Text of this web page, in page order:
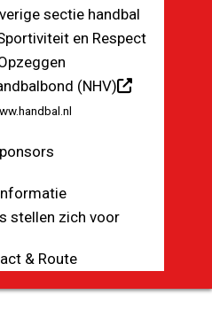
sectie handbal
en Respect
(NHV)
stellen zich voor
& Route